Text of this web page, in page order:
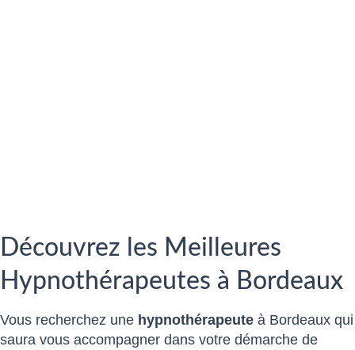
Découvrez les Meilleures
Hypnothérapeutes à Bordeaux
Vous recherchez une hypnothérapeute à Bordeaux qui
saura vous accompagner dans votre démarche de